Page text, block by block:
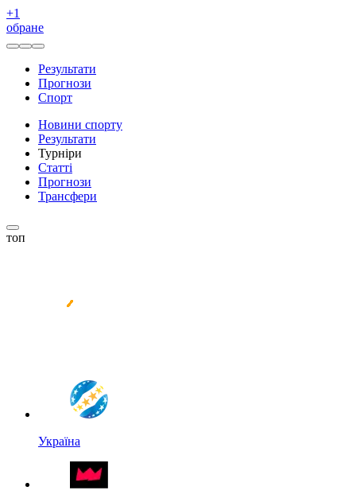
+1
обране
Результати
Прогнози
Спорт
Новини спорту
Результати
Турніри
Статті
Прогнози
Трансфери
топ
Україна